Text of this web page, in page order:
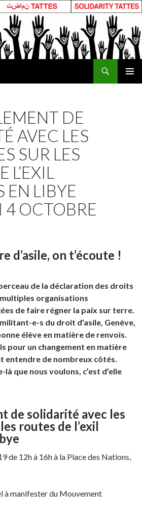
DE
AVEC LES
SUR LES
EN LIBYE
OCTOBRE
d’asile, on t’écoute !
de la déclaration des droits
multiples organisations
de faire régner la paix sur terre.
e-s du droit d’asile, Genève,
élève en matière de renvois.
pour un changement en matière
entendre de nombreux côtés.
là que nous voulons, c’est d’elle
de solidarité avec les
routes de l’exil
de 12h à 16h à la Place des Nations,
à manifester du Mouvement